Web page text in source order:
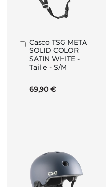
Casco TSG META
SOLID COLOR
SATIN WHITE -
Taille - S/M
69,90 €
Aggiungi
al
Carrello